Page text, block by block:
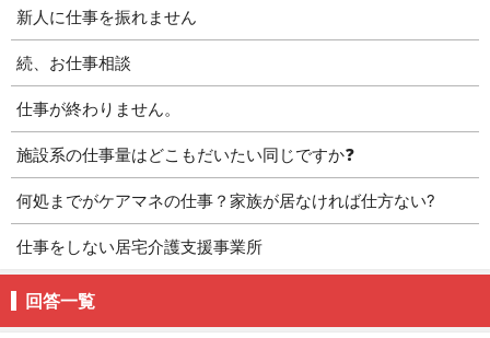
新人に仕事を振れません
続、お仕事相談
仕事が終わりません。
施設系の仕事量はどこもだいたい同じですか❓
何処までがケアマネの仕事？家族が居なければ仕方ない?
仕事をしない居宅介護支援事業所
回答一覧